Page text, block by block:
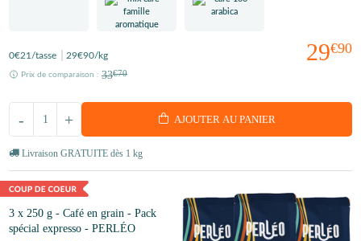
29€90
0€21/tasse 29€90/kg
Prix de comparaison : 33€70
+
- AJOUTER AU PANIER
Livraison GRATUITE dès 1 kg
3 x 250 g - Café en grain - Pack
spécial expresso - PERLÉO